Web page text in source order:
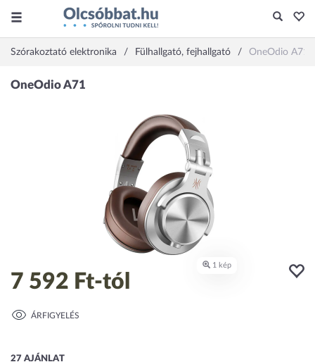
Szórakoztató elektronika Fülhallgató, fejhallgató OneOdio A71
7 592 Ft-tól
ÁRFIGYELÉS
27 AJÁNLAT